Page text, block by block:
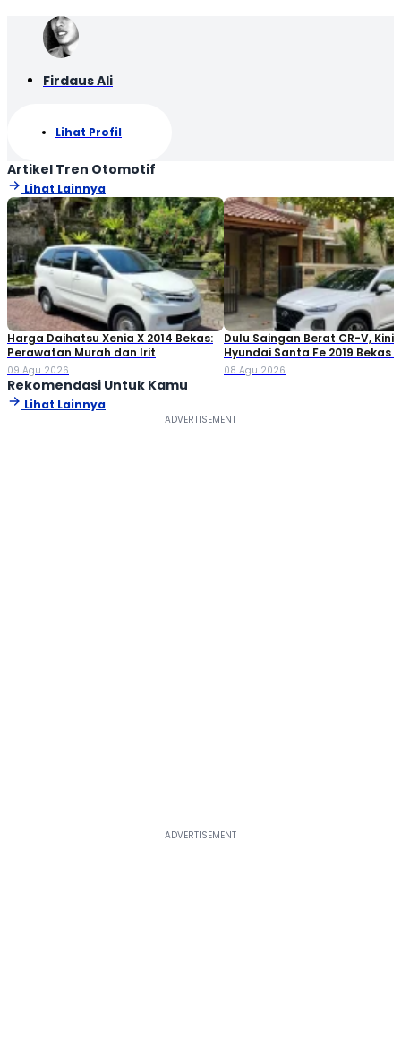
Firdaus Ali
Lihat Profil
Artikel Tren Otomotif
Lihat Lainnya
Harga Daihatsu Xenia X 2014 Bekas:
Perawatan Murah dan Irit
09 Agu 2026
Dulu Saingan Berat CR-V, Kini
Hyundai Santa Fe 2019 Bekas
Harganya
08 Agu 2026
Rekomendasi Untuk Kamu
Lihat Lainnya